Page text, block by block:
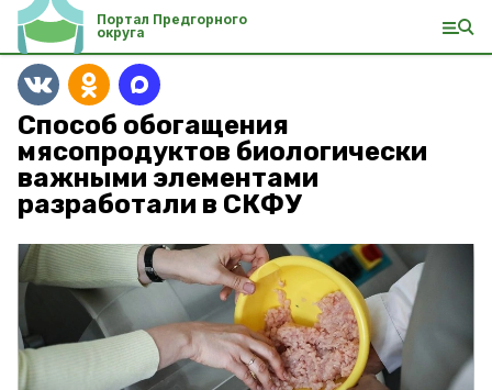
Портал Предгорного
округа
Способ обогащения
мясопродуктов биологически
важными элементами
разработали в СКФУ